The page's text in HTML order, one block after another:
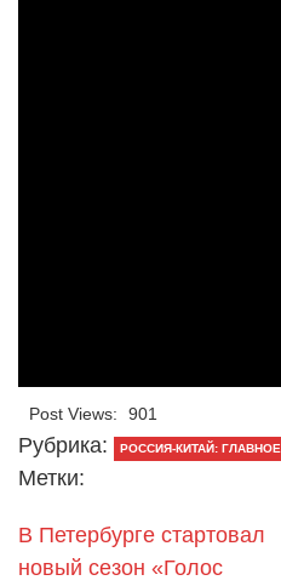
Post Views: 901
Рубрика: РОССИЯ-КИТАЙ: ГЛАВНОЕ
Метки:
В Петербурге стартовал
новый сезон «Голос